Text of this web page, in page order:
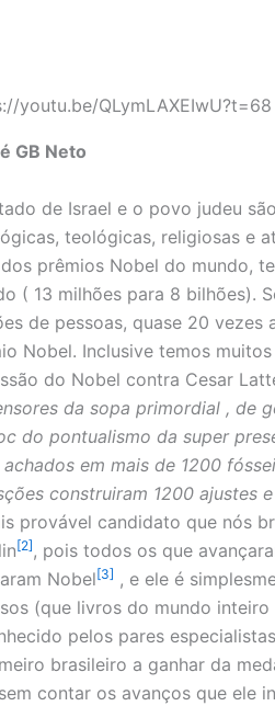
youtu.be/QLymLAXEIwU?t=68
GB Neto
de Israel e o povo judeu
teológicas, religiosas e
prêmios Nobel do mundo,
( 13 milhões para 8 bilhões).
de pessoas, quase 20 vezes
Nobel. Inclusive temos
do Nobel contra Cesar
da sopa primordial , de
do pontualismo da super
achados em mais de 1200
construiram 1200 ajustes
provável candidato que nós
[2] , pois todos os que
Nobel[3] , e ele é
(que livros do mundo inteiro
pelos pares
brasileiro a ganhar da
contar os avanços que ele